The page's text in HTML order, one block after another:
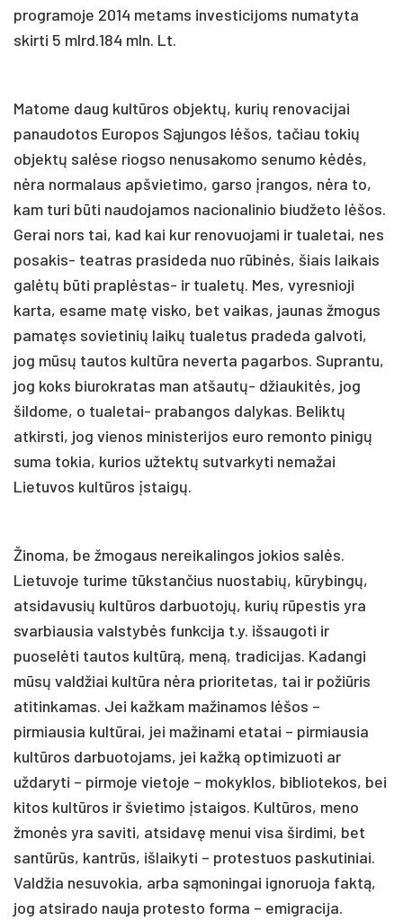
programoje 2014 metams investicijoms numatyta
skirti 5 mlrd.184 mln. Lt.
Matome daug kultūros objektų, kurių renovacijai
panaudotos Europos Sąjungos lėšos, tačiau tokių
objektų salėse riogso nenusakomo senumo kėdės,
nėra normalaus apšvietimo, garso įrangos, nėra to,
kam turi būti naudojamos nacionalinio biudžeto lėšos.
Gerai nors tai, kad kai kur renovuojami ir tualetai, nes
posakis- teatras prasideda nuo rūbinės, šiais laikais
galėtų būti praplėstas- ir tualetų. Mes, vyresnioji
karta, esame matę visko, bet vaikas, jaunas žmogus
pamatęs sovietinių laikų tualetus pradeda galvoti,
jog mūsų tautos kultūra neverta pagarbos. Suprantu,
jog koks biurokratas man atšautų- džiaukitės, jog
šildome, o tualetai- prabangos dalykas. Beliktų
atkirsti, jog vienos ministerijos euro remonto pinigų
suma tokia, kurios užtektų sutvarkyti nemažai
Lietuvos kultūros įstaigų.
Žinoma, be žmogaus nereikalingos jokios salės.
Lietuvoje turime tūkstančius nuostabių, kūrybingų,
atsidavusių kultūros darbuotojų, kurių rūpestis yra
svarbiausia valstybės funkcija t.y. išsaugoti ir
puoselėti tautos kultūrą, meną, tradicijas. Kadangi
mūsų valdžiai kultūra nėra prioritetas, tai ir požiūris
atitinkamas. Jei kažkam mažinamos lėšos –
pirmiausia kultūrai, jei mažinami etatai – pirmiausia
kultūros darbuotojams, jei kažką optimizuoti ar
uždaryti – pirmoje vietoje – mokyklos, bibliotekos, bei
kitos kultūros ir švietimo įstaigos. Kultūros, meno
žmonės yra saviti, atsidavę menui visa širdimi, bet
santūrūs, kantrūs, išlaikyti – protestuos paskutiniai.
Valdžia nesuvokia, arba sąmoningai ignoruoja faktą,
jog atsirado nauja protesto forma – emigracija.